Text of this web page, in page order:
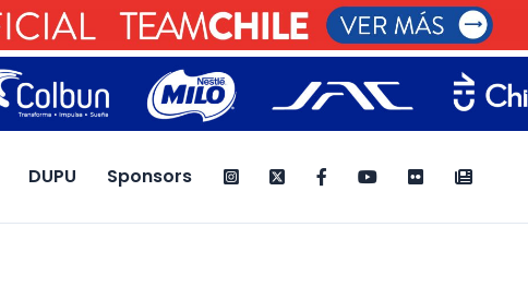
DUPU Sponsors